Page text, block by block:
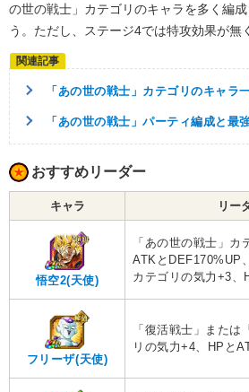
の世の戦士」カテゴリのキャラを多く編
う。ただし、ステージ4では特攻効果が無
「あの世の戦士」カテゴリのキャラ
「あの世の戦士」パーティ編成と最
おすすめリーダー
キャラ リー
悟空2(天使)
「あの世の戦士」カ
ATKとDEF170%UP
カテゴリの気力+3、
フリーザ(天使)
「復活戦士」また
リの気力+4、HPと